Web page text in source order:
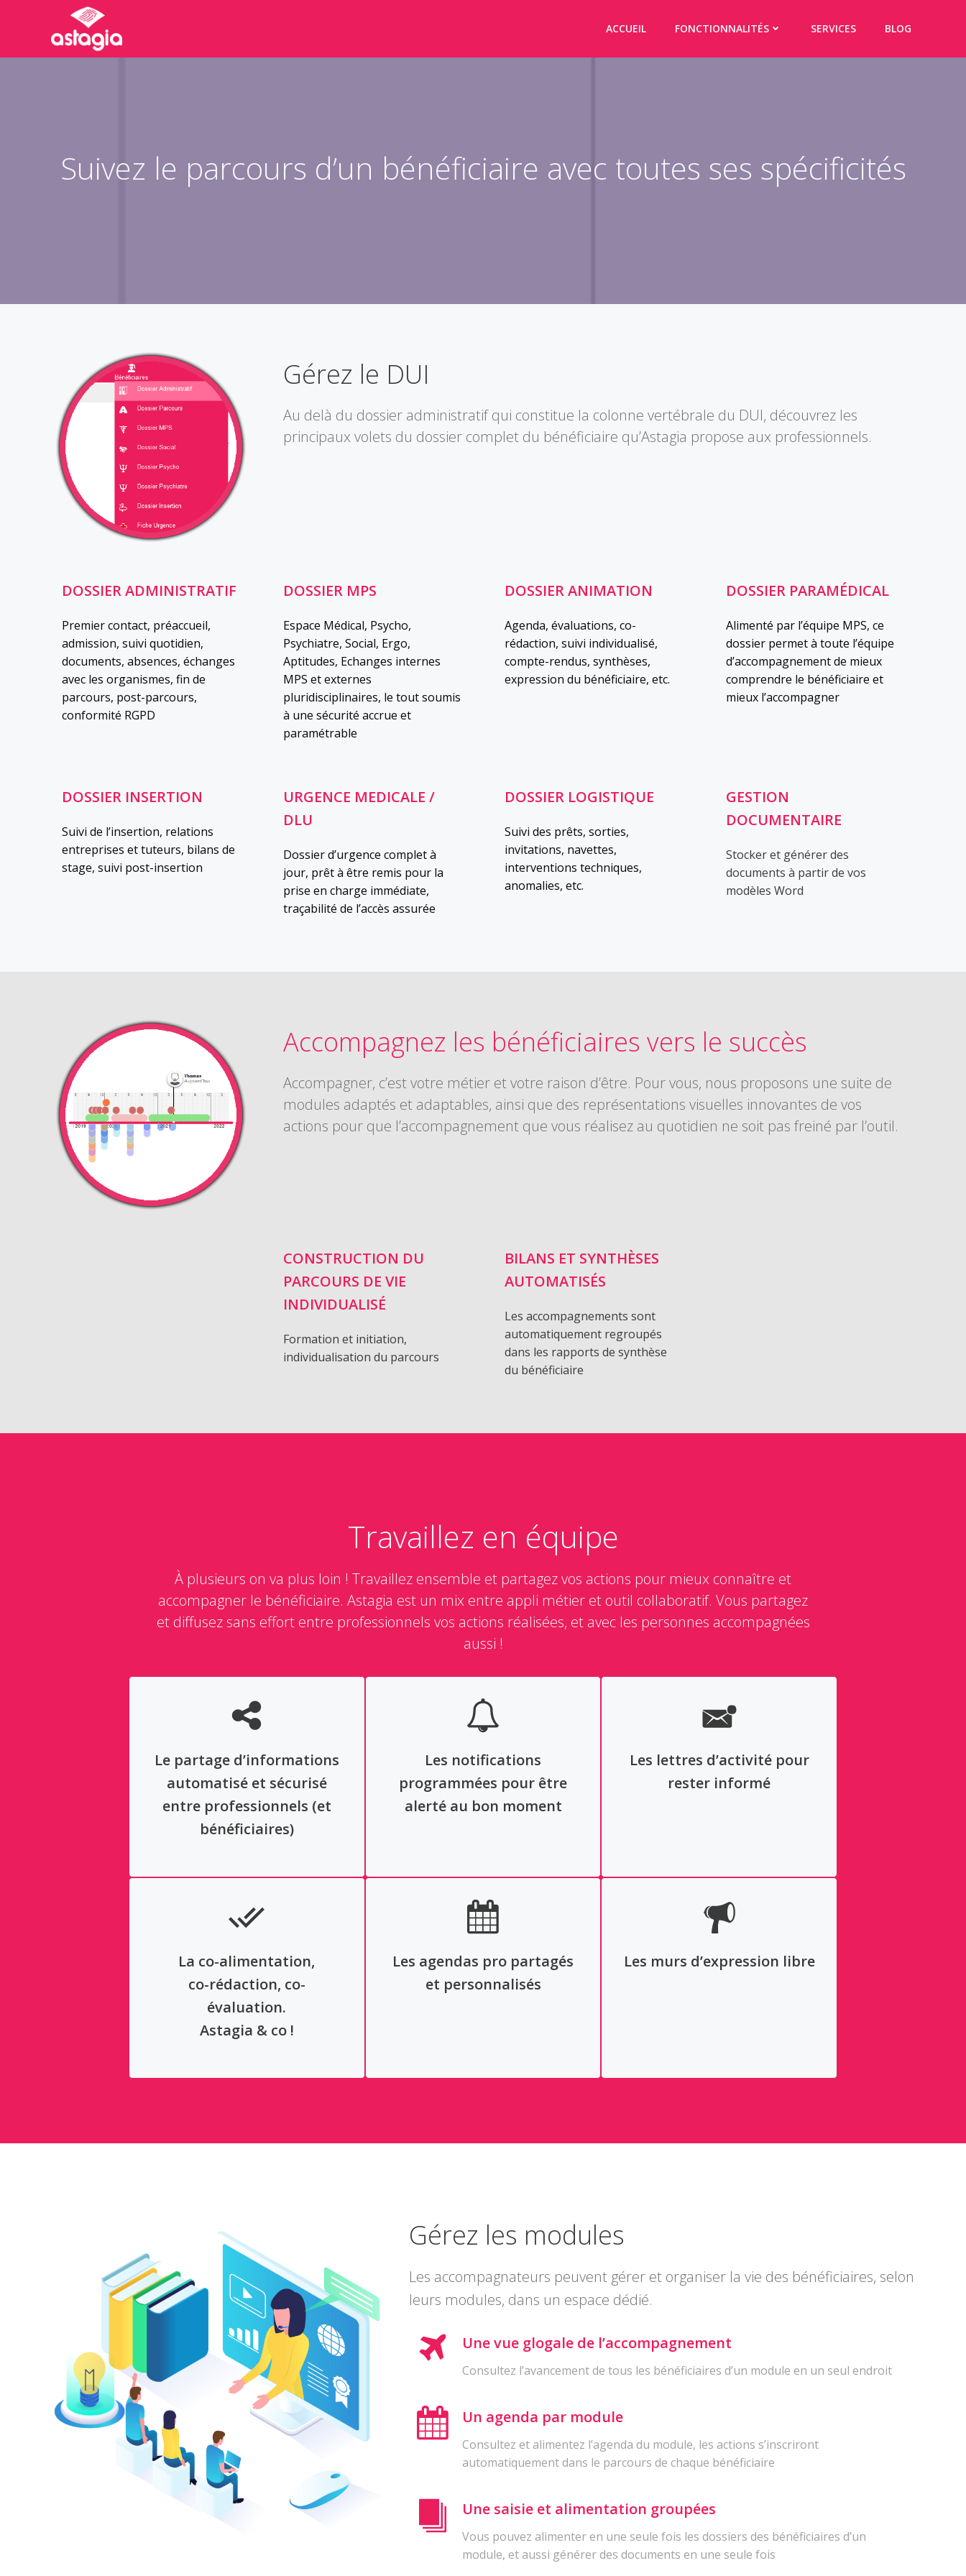
ACCUEIL FONCTIONNALITÉS SERVICES BLOG
Suivez le parcours d’un bénéficiaire avec toutes ses spécificités
Gérez le DUI
Au delà du dossier administratif qui constitue la colonne vertébrale du DUI, découvrez les
principaux volets du dossier complet du bénéficiaire qu’Astagia propose aux professionnels.
DOSSIER ADMINISTRATIF
Premier contact, préaccueil,
admission, suivi quotidien,
documents, absences, échanges
avec les organismes, fin de
parcours, post-parcours,
conformité RGPD
DOSSIER MPS
Espace Médical, Psycho,
Psychiatre, Social, Ergo,
Aptitudes, Echanges internes
MPS et externes
pluridisciplinaires, le tout soumis
à une sécurité accrue et
paramétrable
DOSSIER ANIMATION
Agenda, évaluations, co-
rédaction, suivi individualisé,
compte-rendus, synthèses,
expression du bénéficiaire, etc.
DOSSIER PARAMÉDICAL
Alimenté par l’équipe MPS, ce
dossier permet à toute l’équipe
d’accompagnement de mieux
comprendre le bénéficiaire et
mieux l’accompagner
DOSSIER INSERTION
Suivi de l’insertion, relations
entreprises et tuteurs, bilans de
stage, suivi post-insertion
URGENCE MEDICALE /
DLU
Dossier d’urgence complet à
jour, prêt à être remis pour la
prise en charge immédiate,
traçabilité de l’accès assurée
DOSSIER LOGISTIQUE
Suivi des prêts, sorties,
invitations, navettes,
interventions techniques,
anomalies, etc.
GESTION
DOCUMENTAIRE
Stocker et générer des
documents à partir de vos
modèles Word
Accompagnez les bénéficiaires vers le succès
Accompagner, c’est votre métier et votre raison d’être. Pour vous, nous proposons une suite de
modules adaptés et adaptables, ainsi que des représentations visuelles innovantes de vos
actions pour que l’accompagnement que vous réalisez au quotidien ne soit pas freiné par l’outil.
CONSTRUCTION DU
PARCOURS DE VIE
INDIVIDUALISÉ
Formation et initiation,
individualisation du parcours
BILANS ET SYNTHÈSES
AUTOMATISÉS
Les accompagnements sont
automatiquement regroupés
dans les rapports de synthèse
du bénéficiaire
Travaillez en équipe
À plusieurs on va plus loin ! Travaillez ensemble et partagez vos actions pour mieux connaître et
accompagner le bénéficiaire. Astagia est un mix entre appli métier et outil collaboratif. Vous partagez
et diffusez sans effort entre professionnels vos actions réalisées, et avec les personnes accompagnées
aussi !
Le partage d’informations
automatisé et sécurisé
entre professionnels (et
bénéficiaires)
Les notifications
programmées pour être
alerté au bon moment
Les lettres d’activité pour
rester informé
La co-alimentation,
co-rédaction, co-
évaluation.
Astagia & co !
Les agendas pro partagés
et personnalisés
Les murs d’expression libre
Gérez les modules
Les accompagnateurs peuvent gérer et organiser la vie des bénéficiaires, selon
leurs modules, dans un espace dédié.
Une vue glogale de l’accompagnement
Consultez l’avancement de tous les bénéficiaires d’un module en un seul endroit
Un agenda par module
Consultez et alimentez l’agenda du module, les actions s’inscriront
automatiquement dans le parcours de chaque bénéficiaire
Une saisie et alimentation groupées
Vous pouvez alimenter en une seule fois les dossiers des bénéficiaires d’un
module, et aussi générer des documents en une seule fois